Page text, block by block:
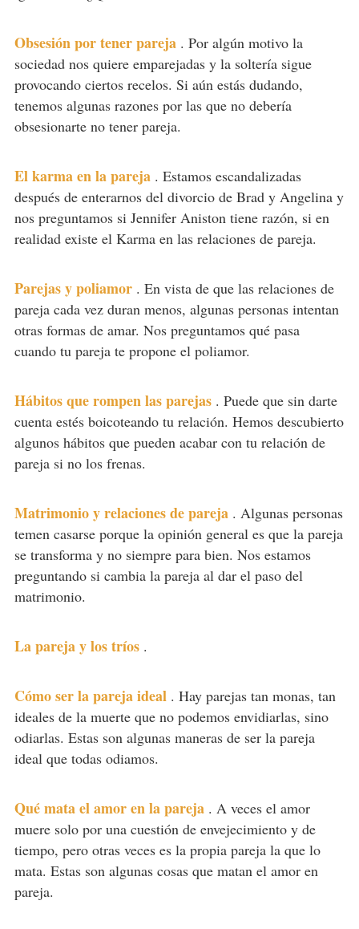
Obsesión por tener pareja . Por algún motivo la
sociedad nos quiere emparejadas y la soltería sigue
provocando ciertos recelos. Si aún estás dudando,
tenemos algunas razones por las que no debería
obsesionarte no tener pareja.
El karma en la pareja . Estamos escandalizadas
después de enterarnos del divorcio de Brad y Angelina y
nos preguntamos si Jennifer Aniston tiene razón, si en
realidad existe el Karma en las relaciones de pareja.
Parejas y poliamor . En vista de que las relaciones de
pareja cada vez duran menos, algunas personas intentan
otras formas de amar. Nos preguntamos qué pasa
cuando tu pareja te propone el poliamor.
Hábitos que rompen las parejas . Puede que sin darte
cuenta estés boicoteando tu relación. Hemos descubierto
algunos hábitos que pueden acabar con tu relación de
pareja si no los frenas.
Matrimonio y relaciones de pareja . Algunas personas
temen casarse porque la opinión general es que la pareja
se transforma y no siempre para bien. Nos estamos
preguntando si cambia la pareja al dar el paso del
matrimonio.
La pareja y los tríos .
Cómo ser la pareja ideal . Hay parejas tan monas, tan
ideales de la muerte que no podemos envidiarlas, sino
odiarlas. Estas son algunas maneras de ser la pareja
ideal que todas odiamos.
Qué mata el amor en la pareja . A veces el amor
muere solo por una cuestión de envejecimiento y de
tiempo, pero otras veces es la propia pareja la que lo
mata. Estas son algunas cosas que matan el amor en
pareja.